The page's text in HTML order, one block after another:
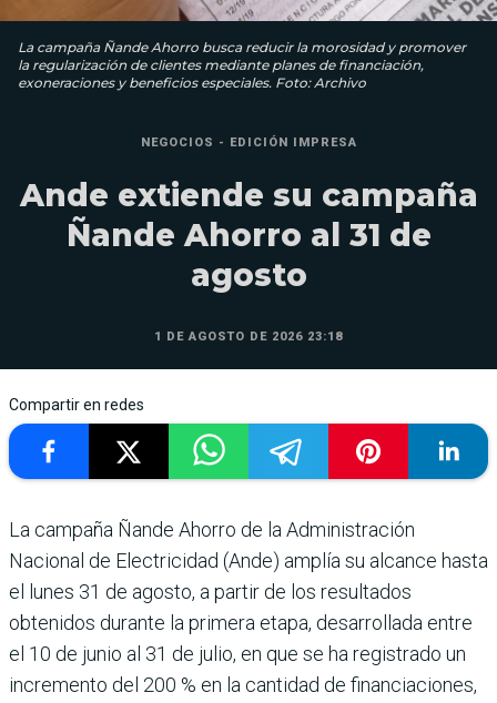
La campaña Ñande Ahorro busca reducir la morosidad y promover
la regularización de clientes mediante planes de financiación,
exoneraciones y beneficios especiales. Foto: Archivo
NEGOCIOS - EDICIÓN IMPRESA
Ande extiende su campaña
Ñande Ahorro al 31 de
agosto
1 DE AGOSTO DE 2026 23:18
Compartir en redes
La campaña Ñande Ahorro de la Administración
Nacional de Electricidad (Ande) amplía su alcance hasta
el lunes 31 de agosto, a partir de los resultados
obtenidos durante la primera etapa, desarrollada entre
el 10 de junio al 31 de julio, en que se ha registrado un
incremento del 200 % en la cantidad de financiaciones,